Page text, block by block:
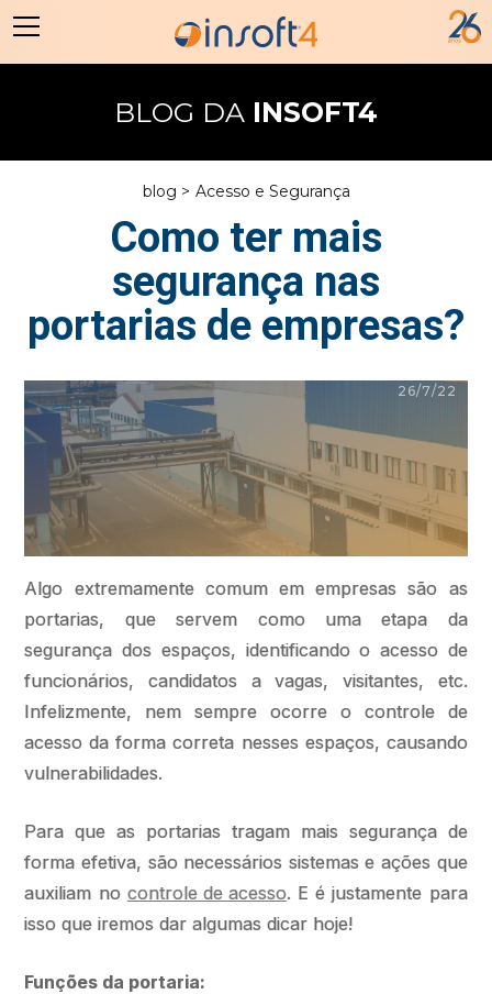
BLOG DAINSOFT4
blog > Acesso e Segurança
Como ter mais
segurança nas
portarias de empresas?
26/7/22
Algo extremamente comum em empresas são as
portarias, que servem como uma etapa da
segurança dos espaços, identificando o acesso de
funcionários, candidatos a vagas, visitantes, etc.
Infelizmente, nem sempre ocorre o controle de
acesso da forma correta nesses espaços, causando
vulnerabilidades.
Para que as portarias tragam mais segurança de
forma efetiva, são necessários sistemas e ações que
auxiliam no controle de acesso. E é justamente para
isso que iremos dar algumas dicar hoje!
Funções da portaria: